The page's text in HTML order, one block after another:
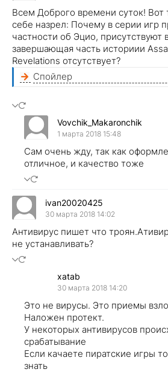
Всем Доброго времени суток! Вот
себе назрел: Почему в серии игр
частности об Эцио, присутствуют
завершающая часть историии
Revelations отсутствует?
Спойлер
Vovchik_Makaronchik
1 марта 2018 15:48
Сам очень жду, так как
отличное, и качество тоже
ivan20020425
30 марта 2018 14:02
Антивирус пишет что
не устанавливать?
xatab
30 марта 2018 14:20
Это не вирусы. Это приемы
Наложен протект.
У некоторых антивирусов
срабатывание
Если качаете пиратские игры
знать